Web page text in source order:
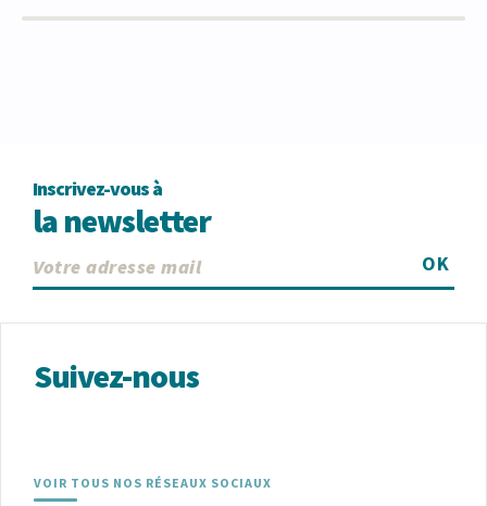
Inscrivez-vous à
la newsletter
OK
Suivez-nous
VOIR TOUS NOS RÉSEAUX SOCIAUX